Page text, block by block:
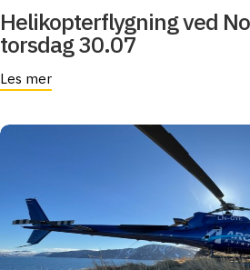
Helikopterflygning ved
torsdag 30.07
Les mer